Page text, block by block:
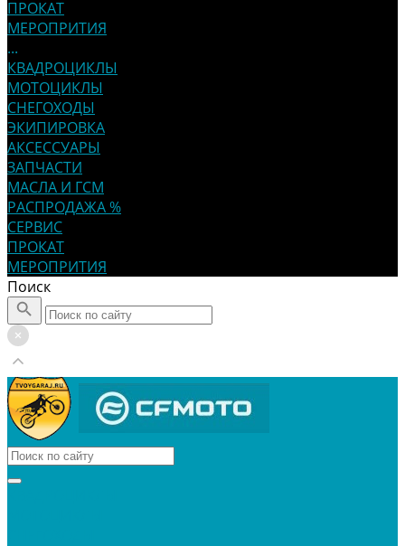
ПРОКАТ
МЕРОПРИТИЯ
...
КВАДРОЦИКЛЫ
МОТОЦИКЛЫ
СНЕГОХОДЫ
ЭКИПИРОВКА
АКСЕССУАРЫ
ЗАПЧАСТИ
МАСЛА И ГСМ
РАСПРОДАЖА %
СЕРВИС
ПРОКАТ
МЕРОПРИТИЯ
Поиск